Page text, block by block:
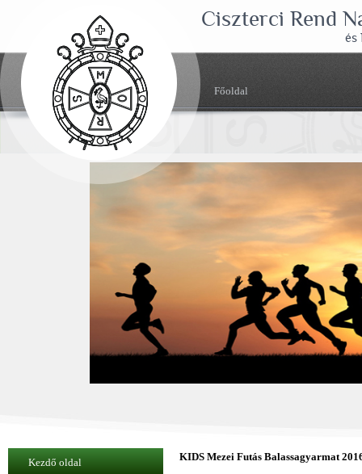
Ciszterci Rend
és
Főoldal
Kezdő oldal KIDS Mezei Futás Balassagyarmat